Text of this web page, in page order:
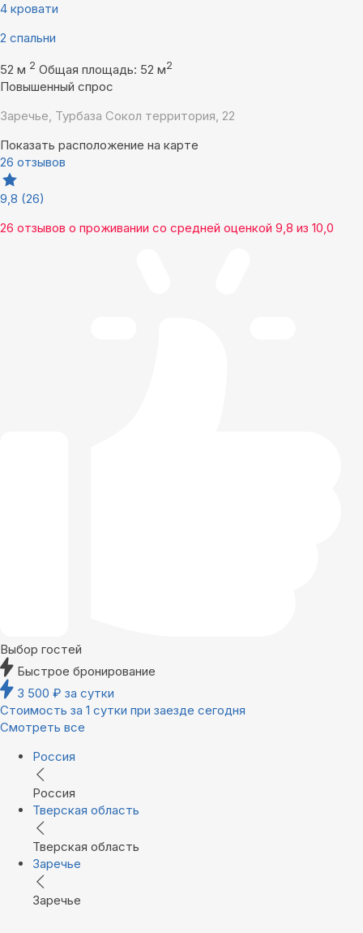
4 кровати
2 спальни
52 м 2 Общая площадь: 52 м2
Повышенный спрос
Заречье, Турбаза Сокол территория, 22
Показать расположение на карте
26 отзывов
9,8 (26)
26 отзывов о проживании со средней оценкой 9,8 из 10,0
Выбор гостей
Быстрое бронирование
3 500 ₽ за сутки
Стоимость за 1 сутки при заезде сегодня
Смотреть все
Россия
Россия
Тверская область
Тверская область
Заречье
Заречье